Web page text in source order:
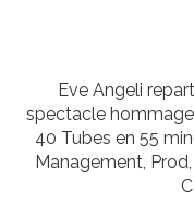
Eve Angeli
spectacle
40 Tubes en 55
Management,